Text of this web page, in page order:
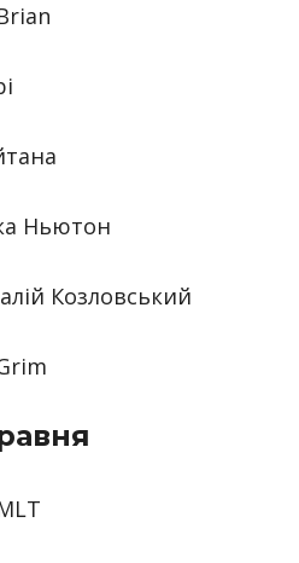
Ньютон
Козловський